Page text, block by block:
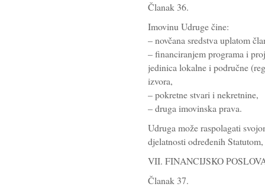
Članak 36.
Imovinu Udruge čine:
– novčana sredstva uplatom
– financiranjem programa i
jedinica lokalne i područne
izvora,
– pokretne stvari i nekretnine,
– druga imovinska prava.
Udruga može raspolagati
djelatnosti određenih
VII. FINANCIJSKO
Članak 37.